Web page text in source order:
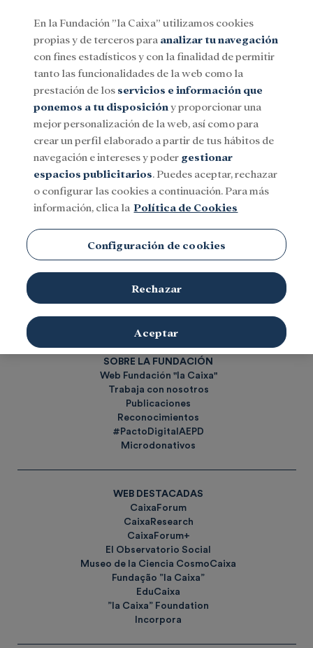
Menu
SocialInvestigación y becasCultura
Ayuda en Acción
Investigación y becas
Etiquetas
SOBRE LA FUNDACIÓN
Web Fundación "la Caixa"
Trabaja con nosotros
Publicaciones
Reconocimientos
#PactoDigitalAEPD
Microdonativos
WEB DESTACADAS
CaixaForum
CaixaResearch
CaixaForum+
El Observatorio Social
Museo de la Ciencia CosmoCaixa
Fundação ”la Caixa”
EduCaixa
”la Caixa” Foundation
Incorpora
En la Fundación ”la Caixa” utilizamos cookies
propias y de terceros para analizar tu navegación
con fines estadísticos y con la finalidad de permitir
tanto las funcionalidades de la web como la
prestación de los servicios e información que
ponemos a tu disposición y proporcionar una
mejor personalización de la web, así como para
crear un perfil elaborado a partir de tus hábitos de
navegación e intereses y poder gestionar
espacios publicitarios. Puedes aceptar, rechazar
o configurar las cookies a continuación. Para más
información, clica la Política de Cookies
Configuración de cookies
Rechazar
Aceptar